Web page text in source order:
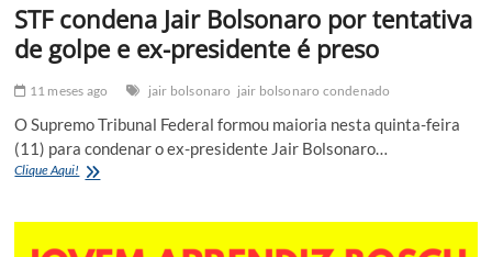
STF condena Jair Bolsonaro por tentativa
de golpe e ex-presidente é preso
11 meses ago jair bolsonaro jair bolsonaro condenado
O Supremo Tribunal Federal formou maioria nesta quinta-feira
(11) para condenar o ex-presidente Jair Bolsonaro…
Clique Aqui! STF
Bolsonaro
por